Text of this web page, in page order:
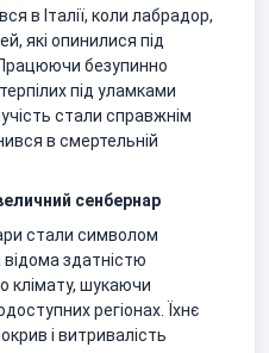
в Італії, коли лабрадор,
які опинилися під
безупинно
під уламками
стали справжнім
в смертельній
сенбернар
стали символом
здатністю
клімату, шукаючи
регіонах. Їхнє
і витривалість